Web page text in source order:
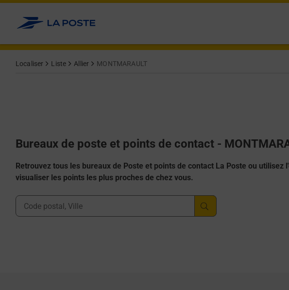
Allez au contenu
Localiser Liste Allier MONTMARAULT
Bureaux de poste et points de contact -
Retrouvez tous les bureaux de Poste et points de contact La Poste ou utilisez
visualiser les points les plus proches de chez vous.
Ville, Département, Code Postal
Afficher ou masquer la réponse
Afficher ou masquer la réponse
Afficher ou masquer la réponse
Afficher ou masquer la réponse
Afficher ou masquer la réponse